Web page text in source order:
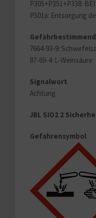
P305+P351+P338:
P501a: Entsorgung
7664-93-9:
87-69-4: L-Weinsäure
Signalwort
Achtung
JBL SIO2 2
Gefahrensymbol